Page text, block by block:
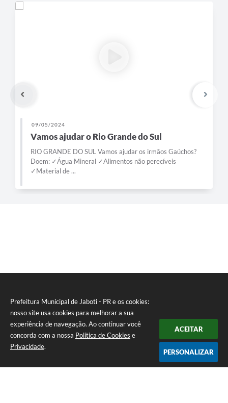
Prefeitura Municipal de Jaboti - PR e os cookies:
nosso site usa cookies para melhorar a sua
experiência de navegação. Ao continuar você
concorda com a nossa Política de Cookies e
Privacidade.
ACEITAR
PERSONALIZAR
09/05/2024
Vamos ajudar o Rio Grande do Sul
RIO GRANDE DO SUL Vamos ajudar os irmãos Gaúchos?
Doem: ✓Água Mineral ✓Alimentos não perecíveis
✓Material de ...